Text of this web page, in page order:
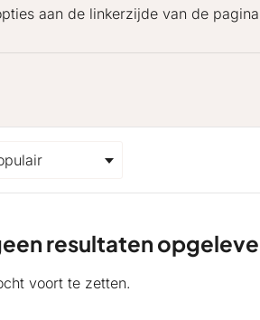
aan de linkerzijde van de
resultaten
voort te zetten.